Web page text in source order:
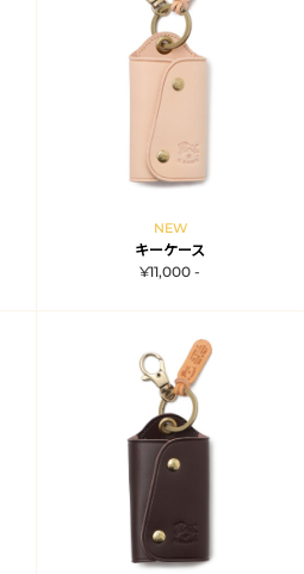
NEW
キーケース
¥11,000 -